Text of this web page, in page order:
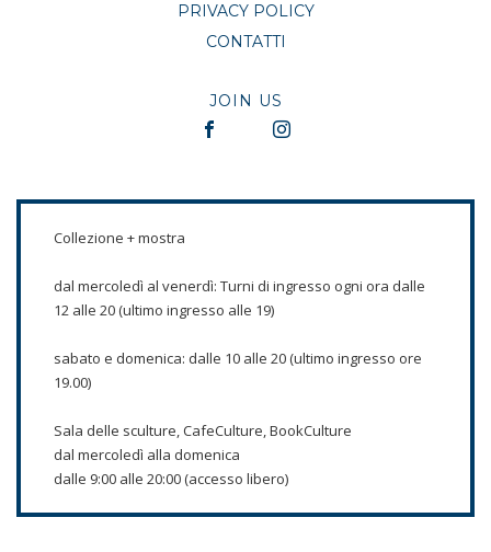
PRIVACY POLICY
CONTATTI
JOIN US
Collezione + mostra
dal mercoledì al venerdì: Turni di ingresso ogni ora dalle
12 alle 20 (ultimo ingresso alle 19)
sabato e domenica: dalle 10 alle 20 (ultimo ingresso ore
19.00)
Sala delle sculture, CafeCulture, BookCulture
dal mercoledì alla domenica
dalle 9:00 alle 20:00 (accesso libero)